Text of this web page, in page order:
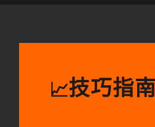
📈技巧指南